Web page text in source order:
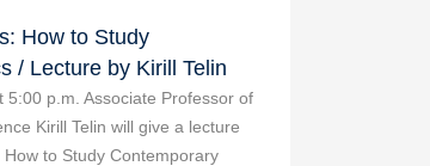
How to Study
/ Lecture by Kirill Telin
p.m. Associate Professor of
Kirill Telin will give a lecture
to Study Contemporary